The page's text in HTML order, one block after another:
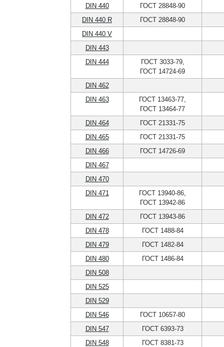
DIN 440
ГОСТ 28848-90
DIN 440 R
ГОСТ 28848-90
DIN 440 V
DIN 443
DIN 444
ГОСТ 3033-79,
ГОСТ 14724-69
DIN 462
DIN 463
ГОСТ 13463-77,
ГОСТ 13464-77
DIN 464
ГОСТ 21331-75
DIN 465
ГОСТ 21331-75
DIN 466
ГОСТ 14726-69
DIN 467
DIN 470
DIN 471
ГОСТ 13940-86,
ГОСТ 13942-86
DIN 472
ГОСТ 13943-86
DIN 478
ГОСТ 1488-84
DIN 479
ГОСТ 1482-84
DIN 480
ГОСТ 1486-84
DIN 508
DIN 525
DIN 529
DIN 546
ГОСТ 10657-80
DIN 547
ГОСТ 6393-73
DIN 548
ГОСТ 8381-73